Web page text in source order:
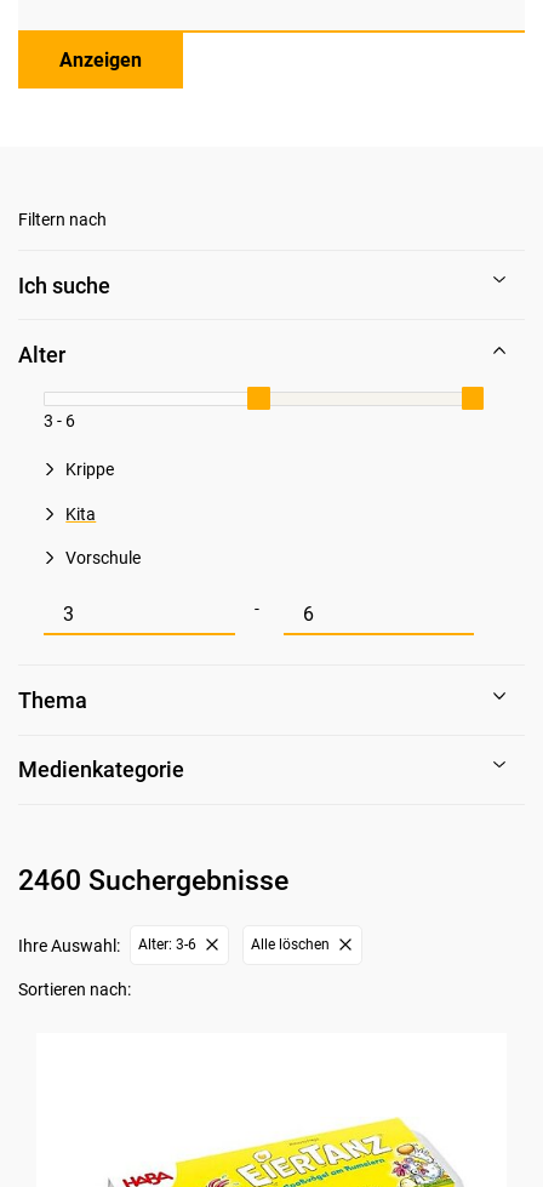
Anzeigen
Filtern nach
Ich suche
Alter
3 - 6
Krippe
Kita
Vorschule
Mindestwert für Alter -
Maximalwert für Alter
Thema
Medienkategorie
2460 Suchergebnisse
Ihre Auswahl: Alter: 3-6 Alle löschen
Sortieren nach: